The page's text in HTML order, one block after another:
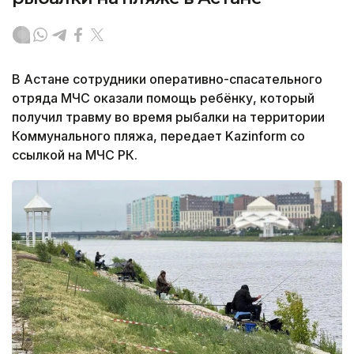
В Астане сотрудники оперативно-спасательного
отряда МЧС оказали помощь ребёнку, который
получил травму во время рыбалки на территории
Коммунального пляжа, передает Kazinform со
ссылкой на МЧС РК.